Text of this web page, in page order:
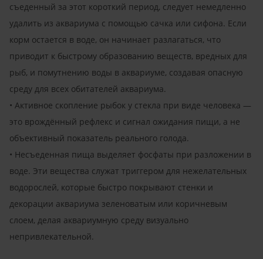
съеденный за этот короткий период, следует немедленно
удалить из аквариума с помощью сачка или сифона. Если
корм остается в воде, он начинает разлагаться, что
приводит к быстрому образованию веществ, вредных для
рыб, и помутнению воды в аквариуме, создавая опасную
среду для всех обитателей аквариума.
• Активное скопление рыбок у ​​стекла при виде человека —
это врождённый рефлекс и сигнал ожидания пищи, а не
объективный показатель реального голода.
• Несъеденная пища выделяет фосфаты при разложении в
воде. Эти вещества служат триггером для нежелательных
водорослей, которые быстро покрывают стенки и
декорации аквариума зеленоватым или коричневым
слоем, делая аквариумную среду визуально
непривлекательной.